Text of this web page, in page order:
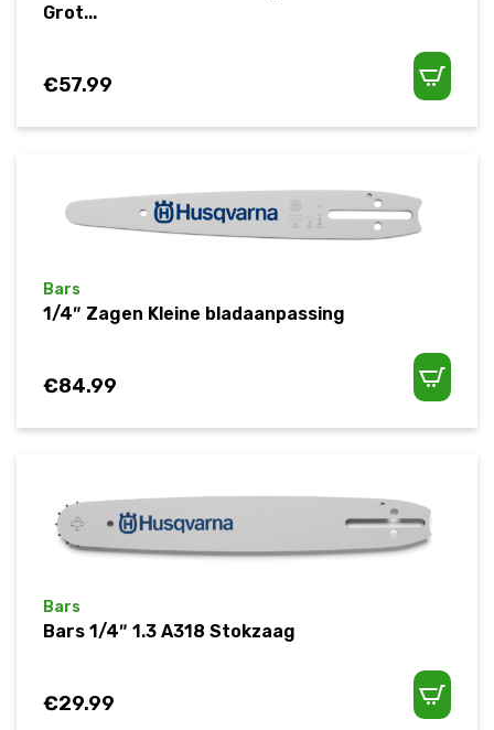
Grot...
€57.99
Bars
1/4″ Zagen Kleine bladaanpassing
€84.99
Bars
Bars 1/4″ 1.3 A318 Stokzaag
€29.99